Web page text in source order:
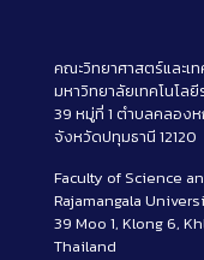
คณะวิทยาศาสตร์และเท
มหาวิทยาลัยเทคโนโล
39 หมู่ที่ 1 ตำบลคลอง
จังหวัดปทุมธานี 12120
Faculty of Science
Rajamangala
39 Moo 1, Klong 6,
Thailand